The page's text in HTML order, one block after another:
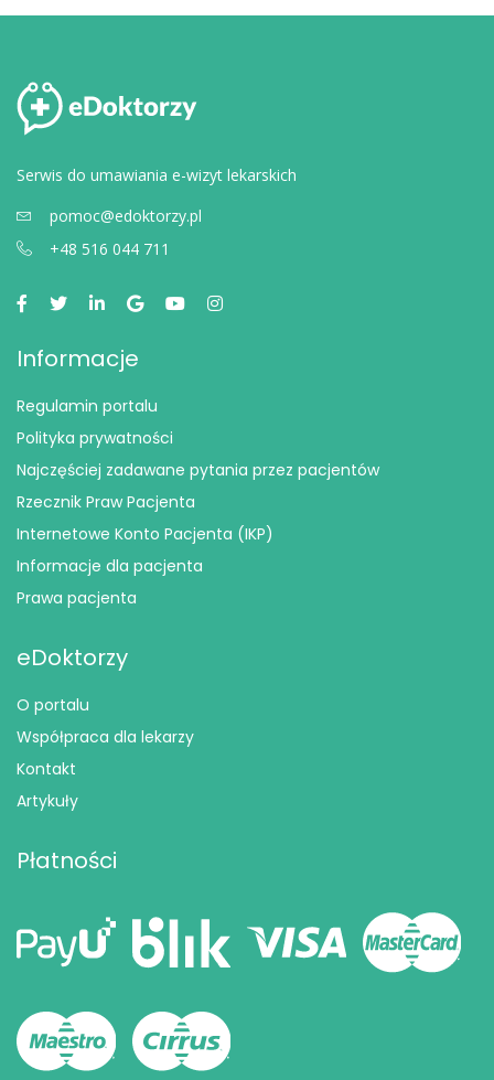
Serwis do umawiania e-wizyt lekarskich
pomoc@edoktorzy.pl
+48 516 044 711
Informacje
Regulamin portalu
Polityka prywatności
Najczęściej zadawane pytania przez pacjentów
Rzecznik Praw Pacjenta
Internetowe Konto Pacjenta (IKP)
Informacje dla pacjenta
Prawa pacjenta
eDoktorzy
O portalu
Współpraca dla lekarzy
Kontakt
Artykuły
Płatności